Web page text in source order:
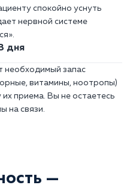
спокойно уснуть
нервной системе
дня
необходимый запас
витамины, ноотропы)
приема. Вы не остаетесь
на связи.
—